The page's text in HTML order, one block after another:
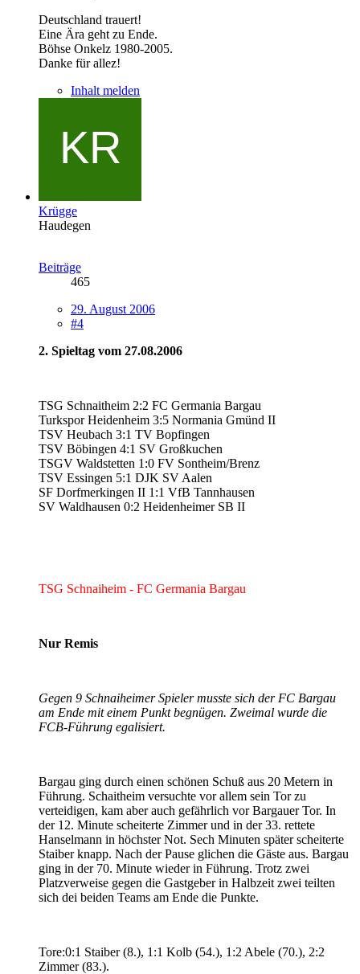
Deutschland trauert!
Eine Ära geht zu Ende.
Böhse Onkelz 1980-2005.
Danke für allez!
Inhalt melden
Krügge
Haudegen
Beiträge
465
29. August 2006
#4
2. Spieltag vom 27.08.2006
TSG Schnaitheim 2:2 FC Germania Bargau
Turkspor Heidenheim 3:5 Normania Gmünd II
TSV Heubach 3:1 TV Bopfingen
TSV Böbingen 4:1 SV Großkuchen
TSGV Waldstetten 1:0 FV Sontheim/Brenz
TSV Essingen 5:1 DJK SV Aalen
SF Dorfmerkingen II 1:1 VfB Tannhausen
SV Waldhausen 0:2 Heidenheimer SB II
TSG Schnaiheim - FC Germania Bargau
Nur Remis
Gegen 9 Schnaiheimer Spieler musste sich der FC Bargau
am Ende mit einem Punkt begnügen. Zweimal wurde die
FCB-Führung egalisiert.
Bargau ging durch einen schönen Schuß aus 20 Metern in
Führung. Schaitheim versuchte vor allem sein Tor zu
verteidigen, kam aber auch gefährlich vor Bargauer Tor. In
der 12. Minute scheiterte Zimmer und in der 33. rettete
Hanselmann in höchster Not. Sech Minuten später scheiterte
Staiber knapp. Nach der Pause glichen die Gäste aus. Bargau
ging in der 70. Minute wieder in Führung. Trotz zwei
Platzverweise gegen die Gastgeber in Halbzeit zwei teilten
sich dei beiden Teams am Ende die Punkte.
Tore:0:1 Staiber (8.), 1:1 Kolb (54.), 1:2 Abele (70.), 2:2
Zimmer (83.).